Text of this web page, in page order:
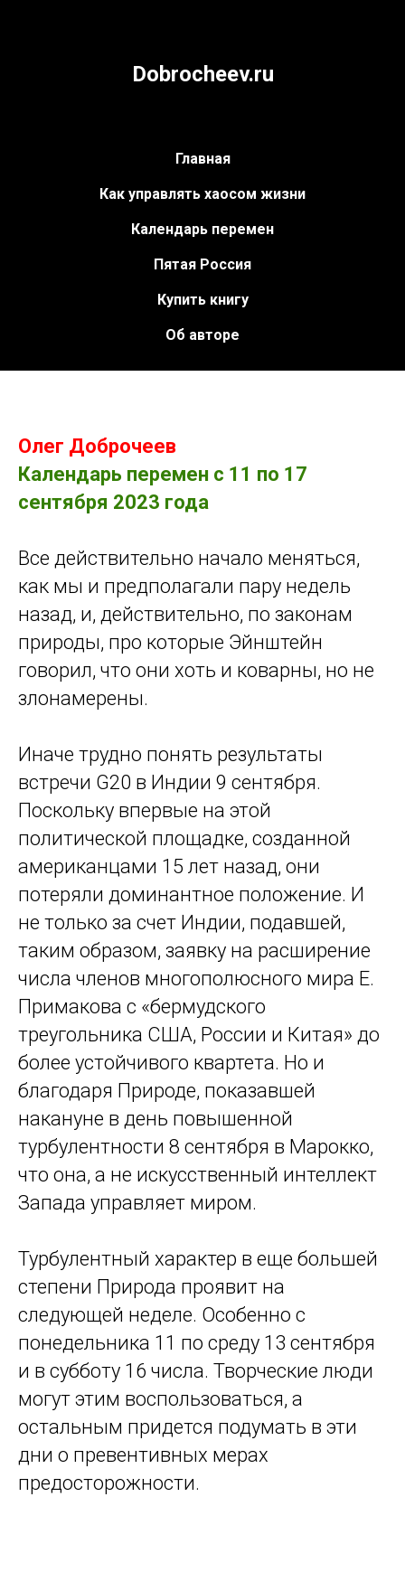
Dobrocheev.ru
Главная
Как управлять хаосом жизни
Календарь перемен
Пятая Россия
Купить книгу
Об авторе
Олег Доброчеев
Календарь перемен с 11 по 17
сентября 2023 года
Все действительно начало меняться,
как мы и предполагали пару недель
назад, и, действительно, по законам
природы, про которые Эйнштейн
говорил, что они хоть и коварны, но не
злонамерены.
Иначе трудно понять результаты
встречи G20 в Индии 9 сентября.
Поскольку впервые на этой
политической площадке, созданной
американцами 15 лет назад, они
потеряли доминантное положение. И
не только за счет Индии, подавшей,
таким образом, заявку на расширение
числа членов многополюсного мира Е.
Примакова с «бермудского
треугольника США, России и Китая» до
более устойчивого квартета. Но и
благодаря Природе, показавшей
накануне в день повышенной
турбулентности 8 сентября в Марокко,
что она, а не искусственный интеллект
Запада управляет миром.
Турбулентный характер в еще большей
степени Природа проявит на
следующей неделе. Особенно с
понедельника 11 по среду 13 сентября
и в субботу 16 числа. Творческие люди
могут этим воспользоваться, а
остальным придется подумать в эти
дни о превентивных мерах
предосторожности.